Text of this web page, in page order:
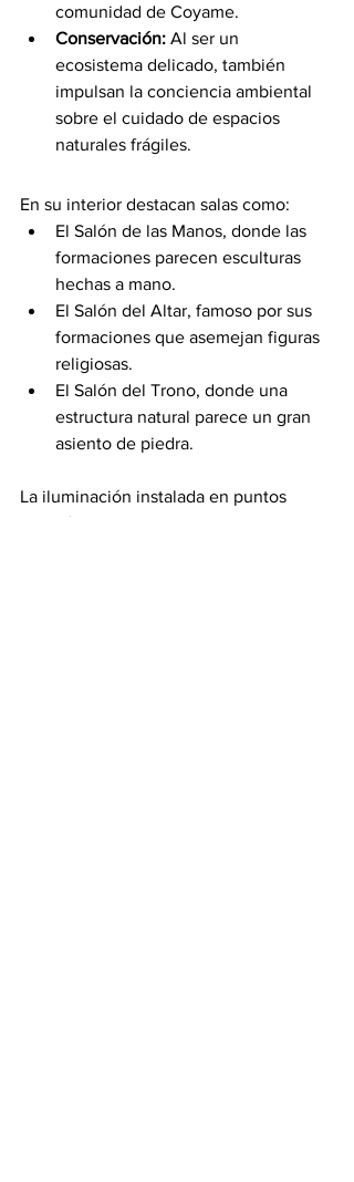
comunidad de Coyame.
Conservación: Al ser un
ecosistema delicado, también
impulsan la conciencia ambiental
sobre el cuidado de espacios
naturales frágiles.
En su interior destacan salas como:
El Salón de las Manos, donde las
formaciones parecen esculturas
hechas a mano.
El Salón del Altar, famoso por sus
formaciones que asemejan figuras
religiosas.
El Salón del Trono, donde una
estructura natural parece un gran
asiento de piedra.
La iluminación instalada en puntos
estratégicos permite apreciar la belleza